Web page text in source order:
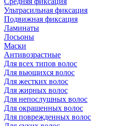
Ультрасильная фиксация
Подвижная фиксация
Ламинаты
Лосьоны
Маски
Антивозрастные
Для всех типов волос
Для вьющихся волос
Для жестких волос
Для жирных волос
Для непослушных волос
Для окрашенных волос
Для поврежденных волос